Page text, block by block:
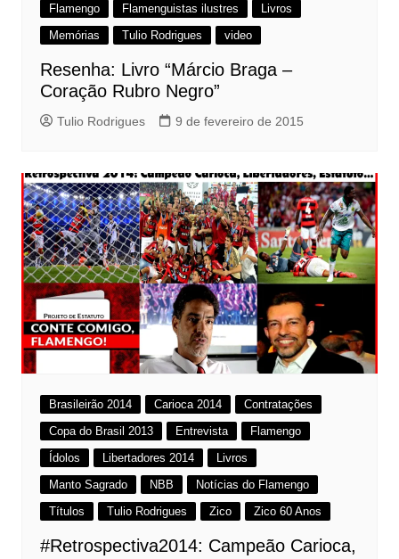
Flamengo Flamenguistas ilustres
Livros
Memórias
Tulio Rodrigues video
Resenha: Livro “Márcio Braga –
Coração Rubro Negro”
Tulio Rodrigues 9 de fevereiro de 2015
Brasileirão 2014 Carioca 2014
Contratações
Copa do Brasil 2013
Entrevista
Flamengo
Ídolos
Libertadores 2014
Livros
Manto Sagrado
NBB
Notícias do Flamengo
Títulos
Tulio Rodrigues Zico Zico 60 Anos
#Retrospectiva2014: Campeão Carioca,